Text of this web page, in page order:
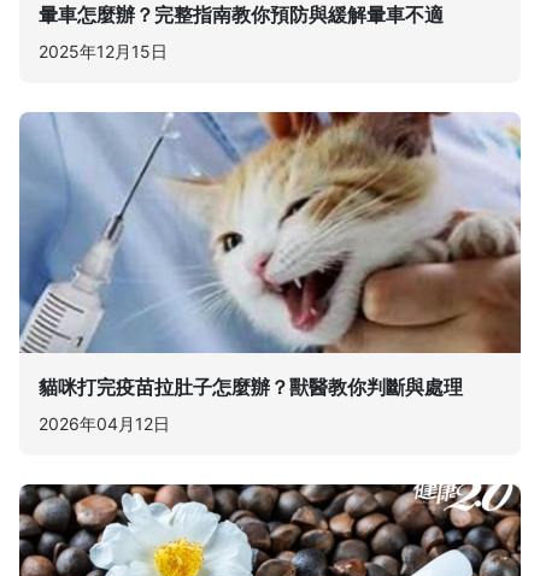
暈車怎麼辦？完整指南教你預防與緩解暈車不適
2025年12月15日
貓咪打完疫苗拉肚子怎麼辦？獸醫教你判斷與處理
2026年04月12日